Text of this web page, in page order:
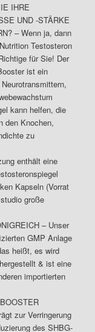
IHRE
UND -STÄRKE
– Wenn ja, dann
Testosteron
für Sie! Der
ist ein
kann helfen, die
den Knochen,
zu
enthält eine
Kapseln (Vorrat
große
– Unser
GMP Anlage
heißt, es wird
& ist eine
importierten
zur Verringerung
des SHBG-